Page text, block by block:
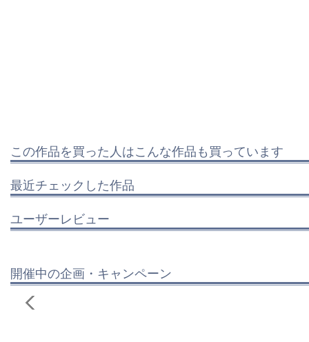
この作品を買った人はこんな作品も買っています
最近チェックした作品
ユーザーレビュー
開催中の企画・キャンペーン